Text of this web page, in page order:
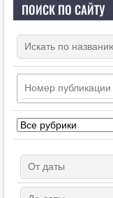
ПОИСК ПО САЙТУ